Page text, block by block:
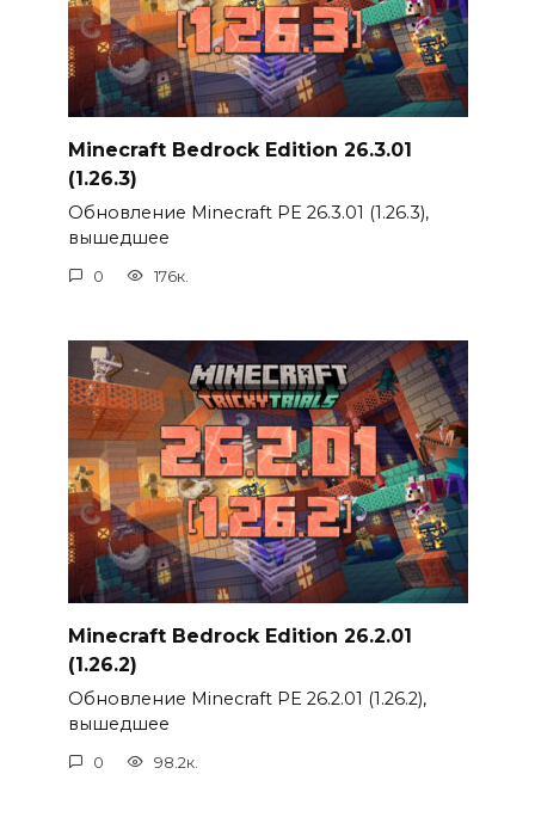
Minecraft Bedrock Edition 26.3.01
(1.26.3)
Обновление Minecraft PE 26.3.01 (1.26.3),
вышедшее
0 176к.
Minecraft Bedrock Edition 26.2.01
(1.26.2)
Обновление Minecraft PE 26.2.01 (1.26.2),
вышедшее
0 98.2к.